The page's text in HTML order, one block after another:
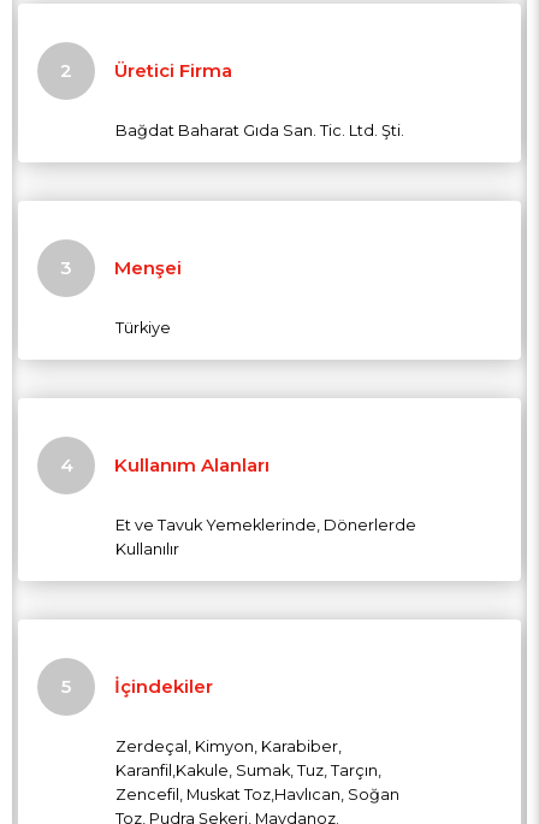
Üretici Firma
Bağdat Baharat Gıda San. Tic. Ltd. Şti.
Menşei
Türkiye
Kullanım Alanları
Et ve Tavuk Yemeklerinde, Dönerlerde
Kullanılır
İçindekiler
Zerdeçal, Kimyon, Karabiber,
Karanfil,Kakule, Sumak, Tuz, Tarçın,
Zencefil, Muskat Toz,Havlıcan, Soğan
Toz, Pudra Şekeri, Maydanoz.